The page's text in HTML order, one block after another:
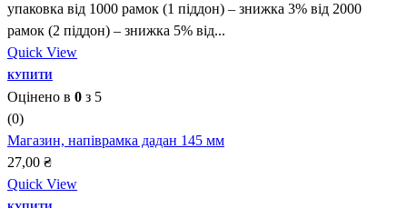
упаковка від 1000 рамок (1 піддон) – знижка 3% від 2000
рамок (2 піддон) – знижка 5% від...
Quick View
КУПИТИ
Оцінено в 0 з 5
(0)
Магазин, напіврамка дадан 145 мм
27,00 ₴
Quick View